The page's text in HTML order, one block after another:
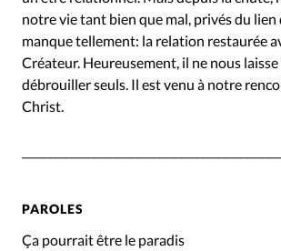
notre vie tant bien que mal, privés du lien
manque tellement: la relation restaurée
Créateur. Heureusement, il ne nous
débrouiller seuls. Il est venu à notre
Christ.
PAROLES
Ça pourrait être le paradis